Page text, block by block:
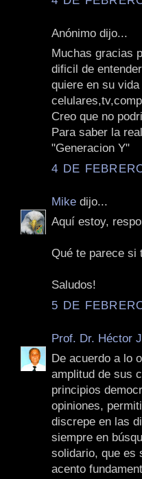
Anónimo dijo...
Muchas gracias
dificil de
quiere en su
Creo que no
Para saber la
"Generacion Y"
4 DE
Mike dijo...
Aquí estoy,
Qué te parece si
Saludos!
5 DE
Prof. Dr. Héctor
De acuerdo a lo
amplitud de sus
principios
opiniones,
discrepe en las
siempre en
solidario, que es
acento